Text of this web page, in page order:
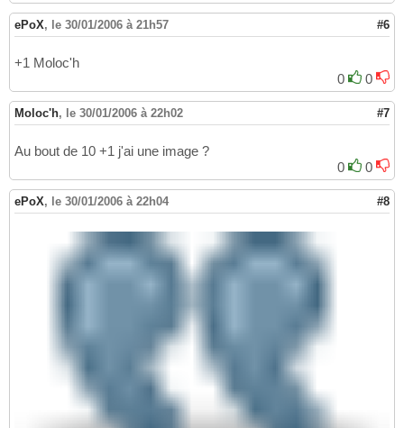
ePoX, le 30/01/2006 à 21h57 #6
+1 Moloc'h
0
0
Moloc'h, le 30/01/2006 à 22h02 #7
Au bout de 10 +1 j'ai une image ?
0
0
ePoX, le 30/01/2006 à 22h04 #8